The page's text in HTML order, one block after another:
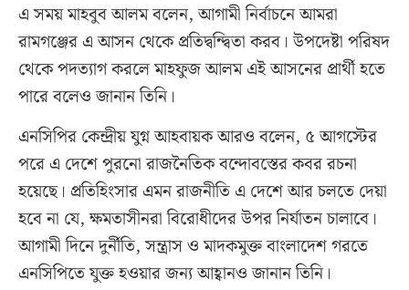
‎এ সময় মাহবুব আলম বলেন, আগামী নির্বাচনে আমরা
রামগঞ্জের এ আসন থেকে প্রতিদ্বন্দ্বিতা করব। উপদেষ্টা পরিষদ
থেকে পদত্যাগ করলে মাহফুজ আলম এই আসনের প্রার্থী হতে
পারে বলেও জানান তিনি।
এনসিপির কেন্দ্রীয় যুগ্ন আহবায়ক আরও বলেন, ৫ আগস্টের
পরে এ দেশে পুরনো রাজনৈতিক বন্দোবস্তের কবর রচনা
হয়েছে। প্রতিহিংসার এমন রাজনীতি এ দেশে আর চলতে দেয়া
হবে না যে, ক্ষমতাসীনরা বিরোধীদের উপর নির্যাতন চালাবে।
আগামী দিনে দুর্নীতি, সন্ত্রাস ও মাদকমুক্ত বাংলাদেশ গরতে
এনসিপিতে যুক্ত হওয়ার জন্য আহ্বানও জানান তিনি।